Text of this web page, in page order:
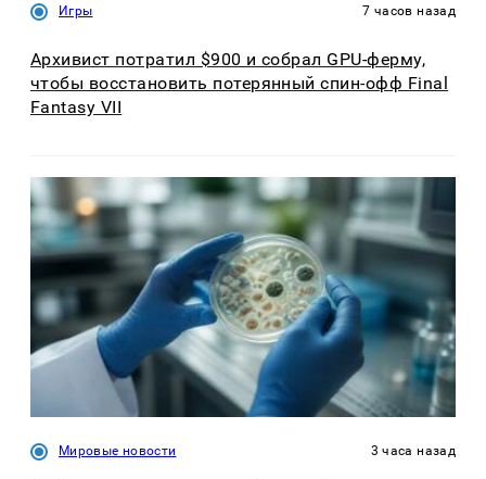
Игры 7 часов назад
Архивист потратил $900 и собрал GPU-ферму,
чтобы восстановить потерянный спин-офф Final
Fantasy VII
Мировые новости 3 часа назад